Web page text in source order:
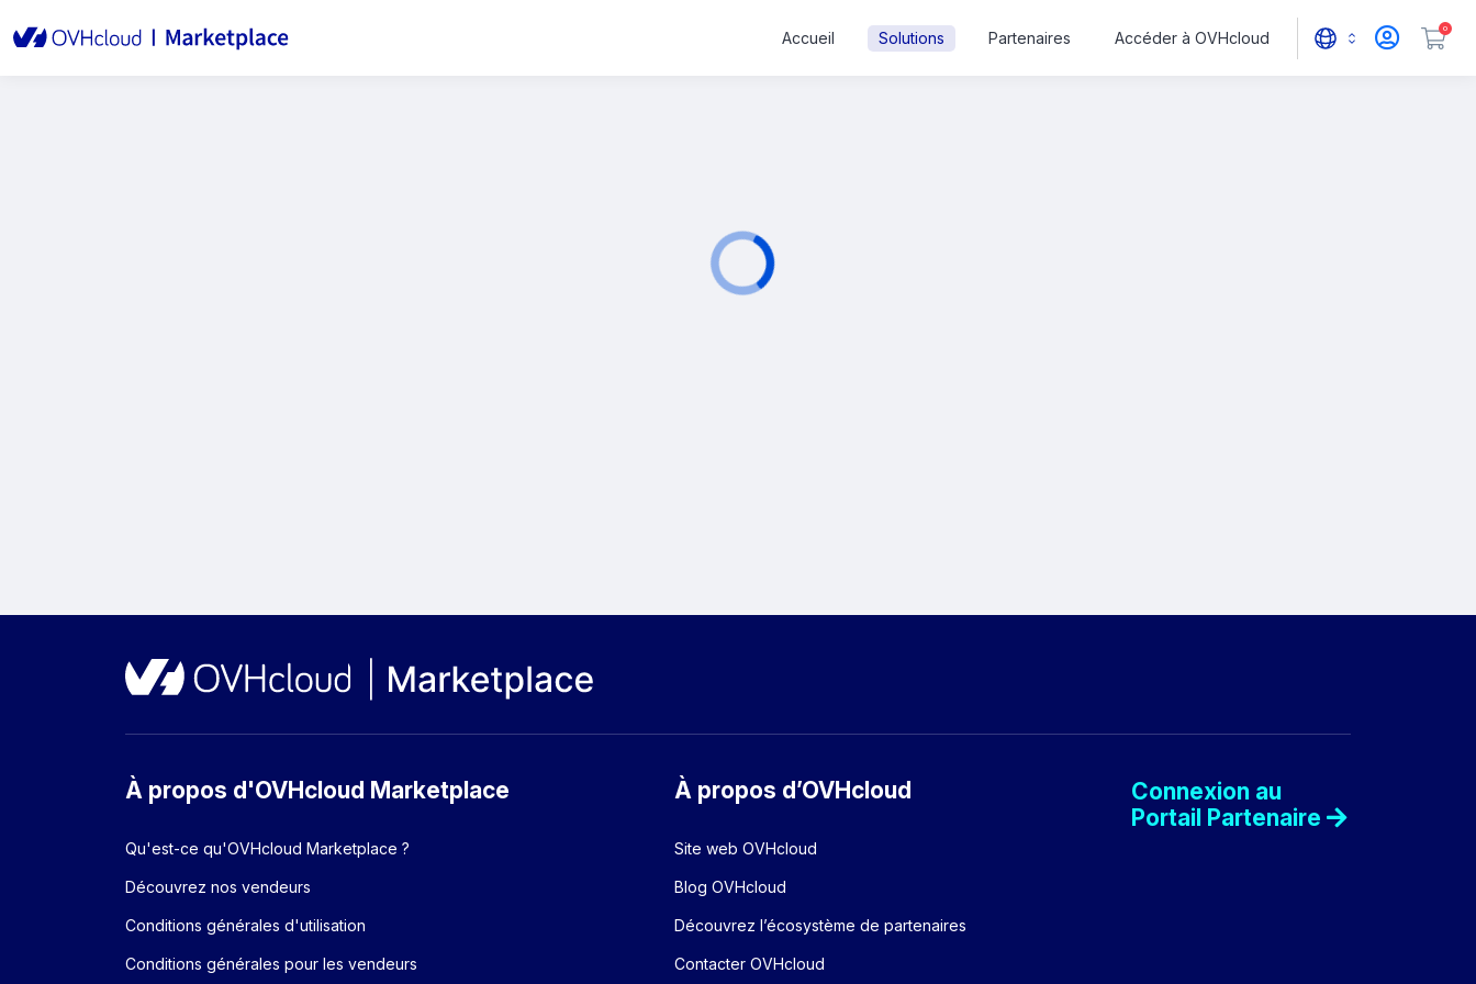
Accueil Solutions Partenaires Accéder à OVHcloud 0
À propos d'OVHcloud Marketplace
Qu'est-ce qu'OVHcloud Marketplace ?
Découvrez nos vendeurs
Conditions générales d'utilisation
Conditions générales pour les vendeurs
À propos d’OVHcloud
Site web OVHcloud
Blog OVHcloud
Découvrez l’écosystème de partenaires
Contacter OVHcloud
Connexion au
Portail Partenaire